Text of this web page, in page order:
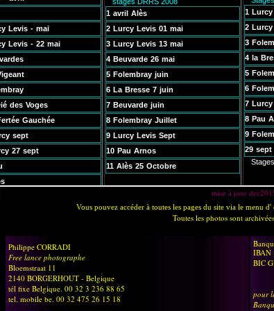
mise à jour
Vous pouvez accéder à toutes les pages du site via le menu
Toutes les photos sont
Philippe CORRADI
Free lance photographe
Bloemstraat 11
2140 BORGERHOUT - Belgique
tél fixe Belgique. 00 32 3 236 88 65
tel. mobile be. 00 32 475 26 15 18
IBAN
BIC
pour